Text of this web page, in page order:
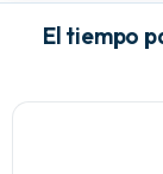
El tiempo